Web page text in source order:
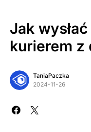
Jak
kurierem z
TaniaPaczka
2024-11-26